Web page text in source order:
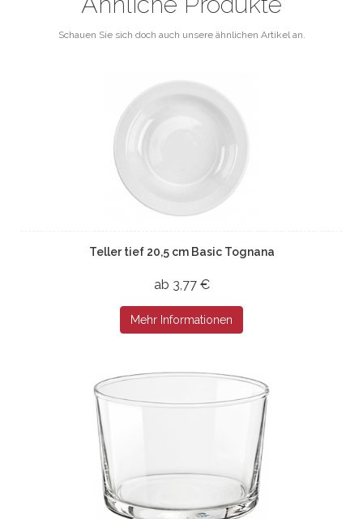
Schauen Sie sich doch auch unsere ähnlichen Artikel an.
Teller tief 20,5 cm Basic Tognana
ab 3,77 €
Mehr Informationen